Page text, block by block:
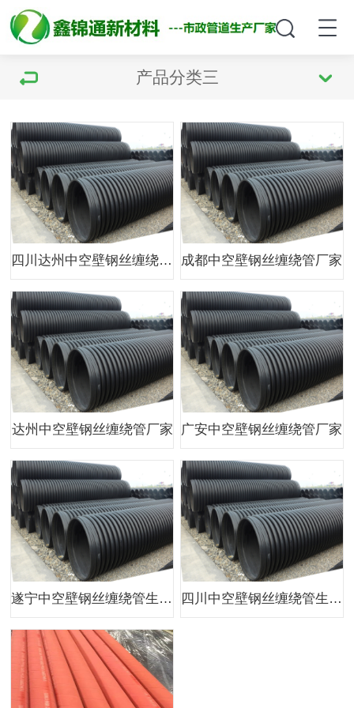
产品分类三
四川达州中空壁钢丝缠绕管厂家 成都中空壁钢丝缠绕管厂家
达州中空壁钢丝缠绕管厂家 广安中空壁钢丝缠绕管厂家
遂宁中空壁钢丝缠绕管生产厂家 四川中空壁钢丝缠绕管生产厂家